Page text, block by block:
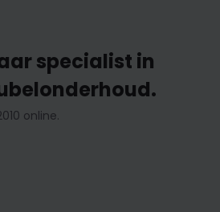
specialist in
online.